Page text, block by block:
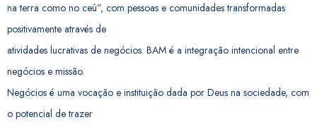
na terra como no ceú”, com pessoas e comunidades transformadas
positivamente através de
atividades lucrativas de negócios. BAM é a integração intencional entre
negócios e missão.
Negócios é uma vocação e instituição dada por Deus na sociedade, com
o potencial de trazer